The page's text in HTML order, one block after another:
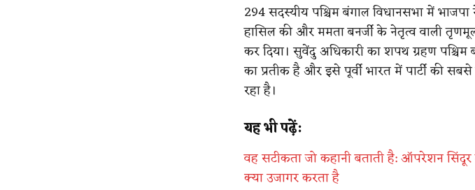
294 सदस्यीय पश्चिम बंगाल विधानसभा में
हासिल की और ममता बनर्जी के नेतृत्व वाली
कर दिया। सुवेंदु अधिकारी का शपथ ग्रहण
का प्रतीक है और इसे पूर्वी भारत में पार्टी की
रहा है।
यह भी पढ़ें:
वह सटीकता जो कहानी बताती है: ऑपरेशन
क्या उजागर करता है